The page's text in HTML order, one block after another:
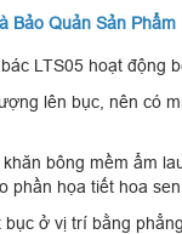
Bảo Quản Sản Phẩm
LTS05 hoạt động
lên bục, nên có
bông mềm ẩm
phần họa tiết hoa
bục ở vị trí bằng